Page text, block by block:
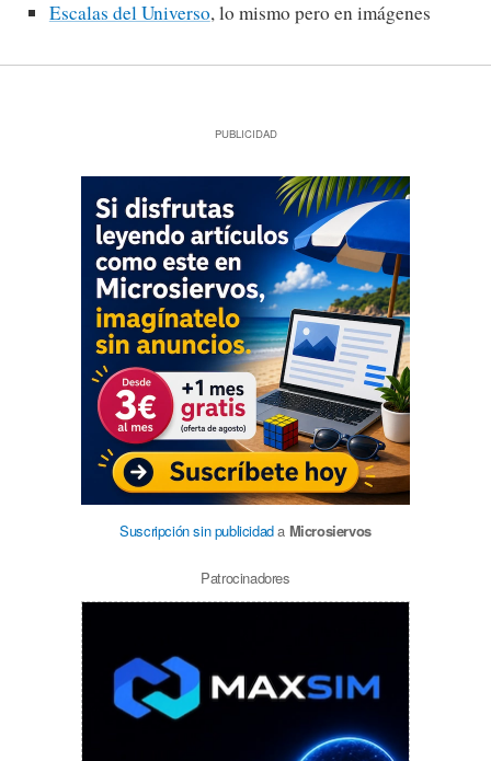
Escalas del Universo, lo mismo pero en imágenes
PUBLICIDAD
Suscripción sin publicidada Microsiervos
Patrocinadores